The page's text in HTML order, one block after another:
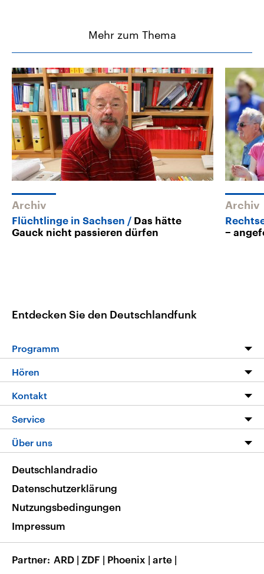
Mehr zum Thema
Archiv
Flüchtlinge in Sachsen
Das hätte
Gauck nicht passieren dürfen
Archiv
−
Entdecken Sie den Deutschlandfunk
Programm
Programm
Die Nachrichten
Nachrichtenleicht
Neue Beiträge auf dlf.de
Hören
Livestream
Podcasts
Deutschlandfunk App
Nachrichten App
Frequenzen
Kontakt
Hörerservice
Service
FAQ
Veranstaltungen
Musikliste
RSS
Über uns
Barrierefreiheit
Deutschlandradio
Datenschutzerklärung
Nutzungsbedingungen
Impressum
Partner ARD | ZDF | Phoenix | arte |